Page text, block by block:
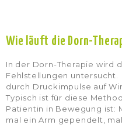
Wie läuft die Dorn-
In der Dorn-Therapie wird
Fehlstellungen
durch Druckimpulse auf
Typisch ist für diese
Patientin in Bewegung ist:
mal ein Arm gependelt,